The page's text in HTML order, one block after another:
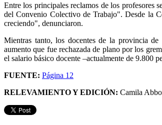
Entre los principales reclamos de los profesores
del Convenio Colectivo de Trabajo". Desde la
creciendo", denunciaron.
Mientras tanto, los docentes de la provincia
aumento que fue rechazada de plano por los
el salario básico docente –actualmente de 9.800
FUENTE: Página 12
RELEVAMIENTO Y EDICIÓN: Camila